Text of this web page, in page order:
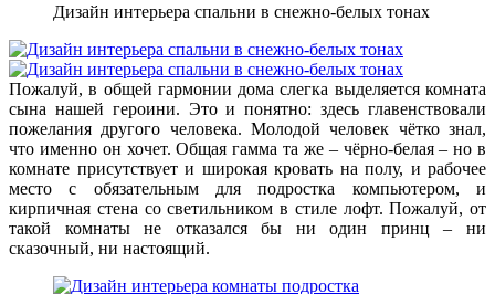
Дизайн интерьера спальни в снежно-белых тонах
Пожалуй, в общей гармонии дома слегка выделяется комната
сына нашей героини. Это и понятно: здесь главенствовали
пожелания другого человека. Молодой человек чётко знал,
что именно он хочет. Общая гамма та же – чёрно-белая – но в
комнате присутствует и широкая кровать на полу, и рабочее
место с обязательным для подростка компьютером, и
кирпичная стена со светильником в стиле лофт. Пожалуй, от
такой комнаты не отказался бы ни один принц – ни
сказочный, ни настоящий.